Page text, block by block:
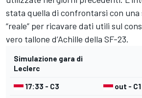
stata quella di confrontarsi con una
“reale” per ricavare dati utili sul
vero tallone d’Achille della SF-23.
Simulazione gara di
Leclerc
17:33 - C3 out - C1